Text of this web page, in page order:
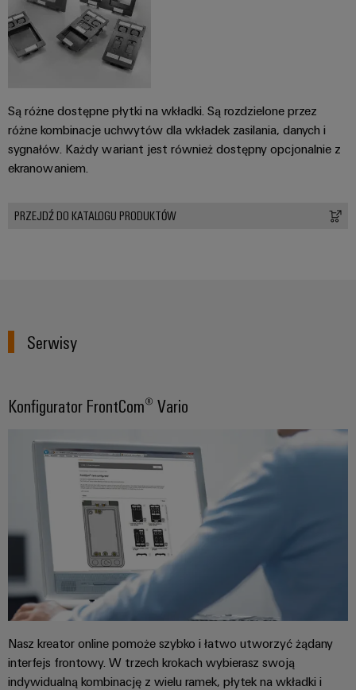
Są różne dostępne płytki na wkładki. Są rozdzielone przez
różne kombinacje uchwytów dla wkładek zasilania, danych i
sygnałów. Każdy wariant jest również dostępny opcjonalnie z
ekranowaniem.
PRZEJDŹ DO KATALOGU PRODUKTÓW
Serwisy
Konfigurator FrontCom® Vario
Nasz kreator online pomoże szybko i łatwo utworzyć żądany
interfejs frontowy. W trzech krokach wybierasz swoją
indywidualną kombinację z wielu ramek, płytek na wkładki i